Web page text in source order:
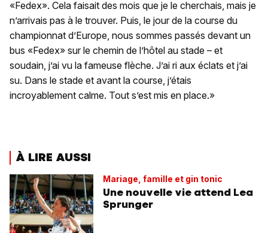
«Fedex». Cela faisait des mois que je le cherchais, mais je
n’arrivais pas à le trouver. Puis, le jour de la course du
championnat d’Europe, nous sommes passés devant un
bus «Fedex» sur le chemin de l’hôtel au stade – et
soudain, j’ai vu la fameuse flèche. J’ai ri aux éclats et j’ai
su. Dans le stade et avant la course, j’étais
incroyablement calme. Tout s’est mis en place.»
À LIRE AUSSI
Mariage, famille et gin tonic
Une nouvelle vie attend Lea
Sprunger